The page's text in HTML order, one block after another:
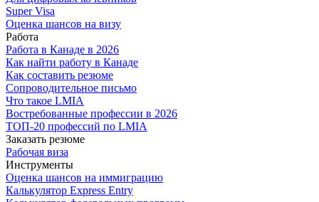
Super Visa
Оценка шансов на визу
Работа
Работа в Канаде в 2026
Как найти работу в Канаде
Как составить резюме
Сопроводительное письмо
Что такое LMIA
Востребованные профессии в 2026
ТОП-20 профессий по LMIA
Заказать резюме
Рабочая виза
Инструменты
Оценка шансов на иммиграцию
Калькулятор Express Entry